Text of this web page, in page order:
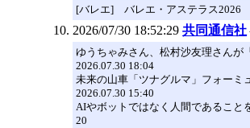
[バレエ] バレエ・アステラス2026
2026/07/30 18:52:29 共同通信社
ゆうちゃみさん、松村沙友理さんが
2026.07.30 18:04
未来の山車「ツナグルマ」フォー
2026.07.30 15:40
AIやボットではなく人間であるこ
20